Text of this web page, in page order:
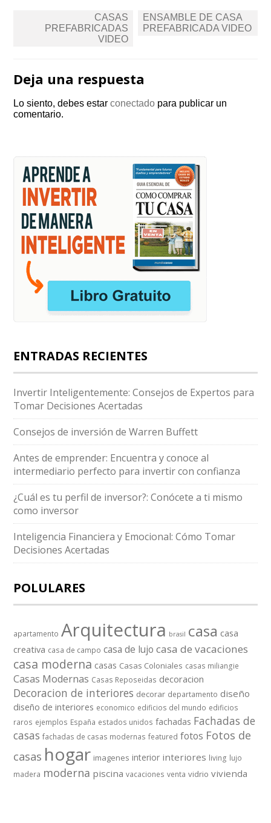
CASAS
PREFABRICADAS
VIDEO
ENSAMBLE DE CASA
PREFABRICADA VIDEO
Deja una respuesta
Lo siento, debes estarconectado para publicar un
comentario.
ENTRADAS RECIENTES
Invertir Inteligentemente: Consejos de Expertos para
Tomar Decisiones Acertadas
Consejos de inversión de Warren Buffett
Antes de emprender: Encuentra y conoce al
intermediario perfecto para invertir con confianza
¿Cuál es tu perfil de inversor?: Conócete a ti mismo
como inversor
Inteligencia Financiera y Emocional: Cómo Tomar
Decisiones Acertadas
POLULARES
apartamento Arquitectura brasil casa casa
creativa casa de campo casa de lujo casa de vacaciones
casa moderna casas Casas Coloniales casas miliangie
Casas Modernas Casas Reposeidas decoracion
Decoracion de interiores decorar departamento diseño
diseño de interiores economico edificios del mundo edificios
raros ejemplos España estados unidos fachadas Fachadas de
casas fachadas de casas modernas featured fotos Fotos de
casas hogar imagenes interior interiores living lujo
madera moderna piscina vacaciones venta vidrio vivienda